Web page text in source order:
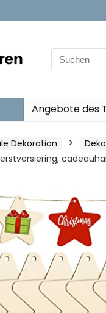
Search
for:
Angebote des
Dekoration